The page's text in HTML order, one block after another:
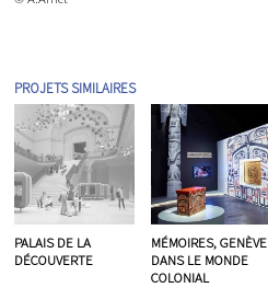
PROJETS SIMILAIRES
PALAIS DE LA
DÉCOUVERTE
MÉMOIRES, GENÈVE
DANS LE MONDE
COLONIAL